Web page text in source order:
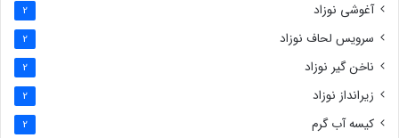
آغوشی نوزاد 2
سرویس لحاف نوزاد 2
ناخن گیر نوزاد 2
زیرانداز نوزاد 2
کیسه آب گرم 2